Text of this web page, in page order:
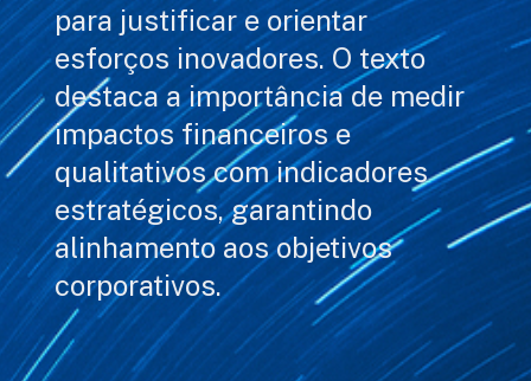
para justificar e orientar
esforços inovadores. O texto
destaca a importância de medir
impactos financeiros e
qualitativos com indicadores
estratégicos, garantindo
alinhamento aos objetivos
corporativos.